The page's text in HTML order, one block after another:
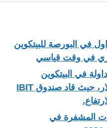
في البورصة للبيتكوين
في وقت قياسي
في البيتكوين
تدفقات بقيمة 358 مليون دولار، حيث قاد صندوق IBIT
المشفرة في